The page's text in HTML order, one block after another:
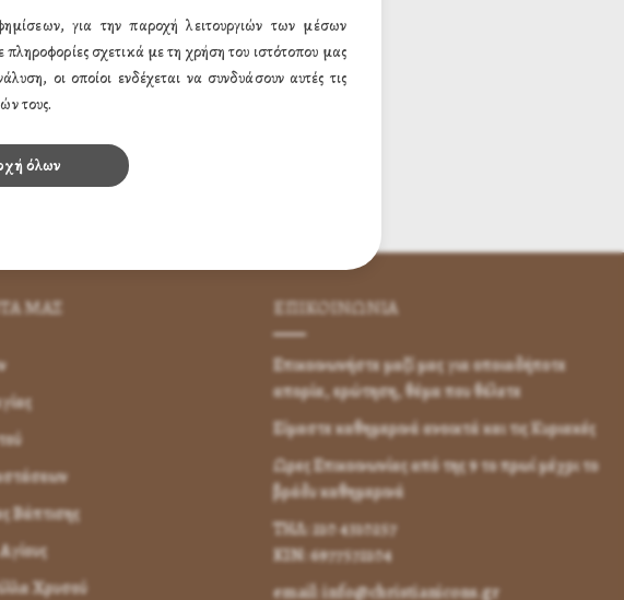
ΜΑΣ
Βάπτισης
Χρυσού
ΕΠΙΚΟΙΝΩΝΊΑ
Επικοινωνήστε μαζί μας για οποιαδήποτε
απορία, ερώτηση, θέμα που θέλετε
Είμαστε καθημερινά ανοικτά και τις Κυριακές
Ωρες Επικοινωνίας από της 9 το πρωί μέχρι το
βράδυ καθημερινά
ΤΗΛ: 210 4310257
KIN: 6977572104
email: info@christianicons.gr
για την παροχή λειτουργιών των μέσων
σχετικά με τη χρήση του ιστότοπου μας
οι οποίοι ενδέχεται να συνδυάσουν αυτές τις
τους.
όλων